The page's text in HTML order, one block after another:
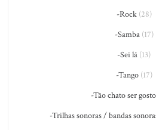
-Rock(28)
-Samba(17)
-Sei lá (13)
-Tango(17)
-Tão chato ser
-Trilhas sonoras / bandas